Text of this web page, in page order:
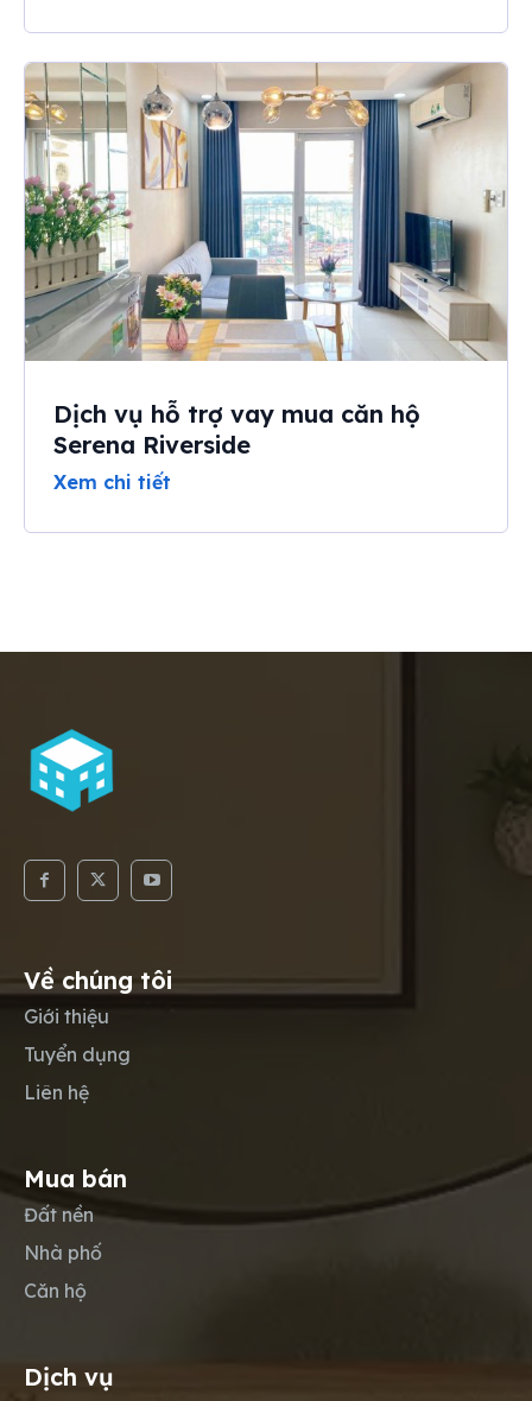
Dịch vụ hỗ trợ vay mua căn hộ
Serena Riverside
Xem chi tiết
Về chúng tôi
Giới thiệu
Tuyển dụng
Liên hệ
Mua bán
Đất nền
Nhà phố
Căn hộ
Dịch vụ